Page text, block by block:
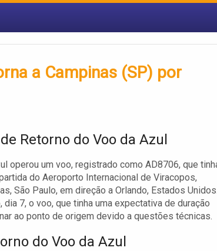
a Campinas (SP) por
Retorno do Voo da Azul
operou um voo, registrado como AD8706, que
do Aeroporto Internacional de Viracopos,
São Paulo, em direção a Orlando, Estados
dia 7, o voo, que tinha uma expectativa de duração
ao ponto de origem devido a questões técnicas.
do Voo da Azul